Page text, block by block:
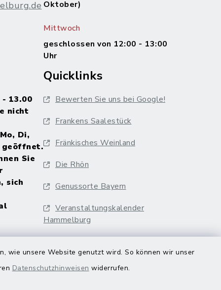
wie unsere Website genutzt wird. So können wir unser
Datenschutzhinweisen widerrufen.
Oktober)
Mittwoch
geschlossen von 12:00 - 13:00
Uhr
13.00
nicht
Di,
geöffnet.
Sie
sich
Quicklinks
Bewerten Sie uns bei Google!
Frankens Saalestück
Fränkisches Weinland
Die Rhön
Genussorte Bayern
Veranstaltungskalender
Hammelburg